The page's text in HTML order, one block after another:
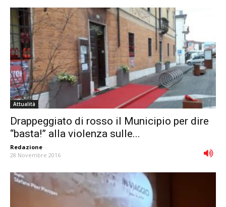
Attualità
Drappeggiato di rosso il Municipio per dire
“basta!” alla violenza sulle...
Redazione -
28 Novembre 2016